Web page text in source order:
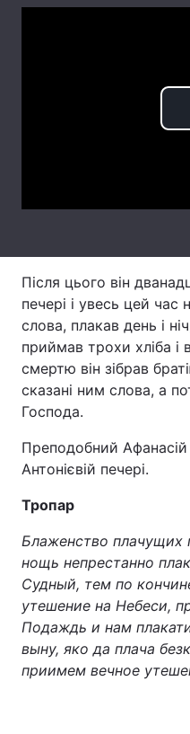
Послуги
Тема оформлення
Після цього він
печері і увесь цей час
слова, плакав день і
приймав трохи хліба і
смертю він зібрав
сказані ним слова, а
Господа.
Преподобний
Антонієвій печері.
Тропар
Блаженство плачущих
нощь непрестанно
Судный, тем по
утешение на Небеси,
Подаждь и нам
выну, яко да плача
приимем вечное